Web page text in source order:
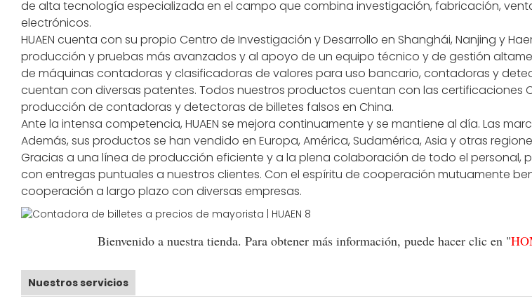
de alta tecnología especializada en el campo que combina investigación, fabricación,
electrónicos.
HUAEN cuenta con su propio Centro de Investigación y Desarrollo en Shanghái, Nanjing y
producción y pruebas más avanzados y al apoyo de un equipo técnico y de gestión
de máquinas contadoras y clasificadoras de valores para uso bancario, contadoras y
cuentan con diversas patentes. Todos nuestros productos cuentan con las certificaciones
producción de contadoras y detectoras de billetes falsos en China.
Ante la intensa competencia, HUAEN se mejora continuamente y se mantiene al día. Las
Además, sus productos se han vendido en Europa, América, Sudamérica, Asia y otras
Gracias a una línea de producción eficiente y a la plena colaboración de todo el
con entregas puntuales a nuestros clientes. Con el espíritu de cooperación mutuamente
cooperación a largo plazo con diversas empresas.
Bienvenido a nuestra tienda. Para obtener más información, puede hacer clic en "
Nuestros servicios